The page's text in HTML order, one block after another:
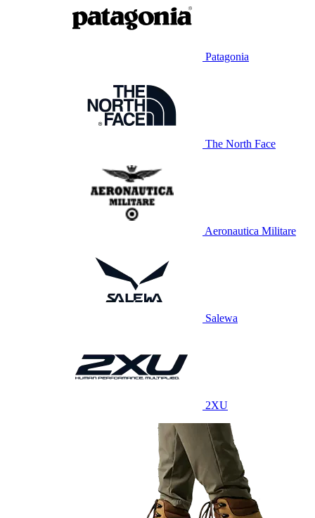
Patagonia
The North Face
Aeronautica Militare
Salewa
2XU